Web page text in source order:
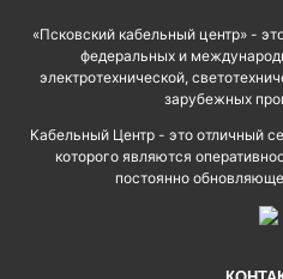
«Псковский кабельный центр» -
федеральных и
электротехнической,
зарубежных
Кабельный Центр - это отличный
которого являются
постоянно